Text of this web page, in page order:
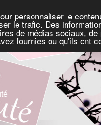
personnaliser le
le trafic. Des
de médias sociaux,
fournies ou qu'ils ont